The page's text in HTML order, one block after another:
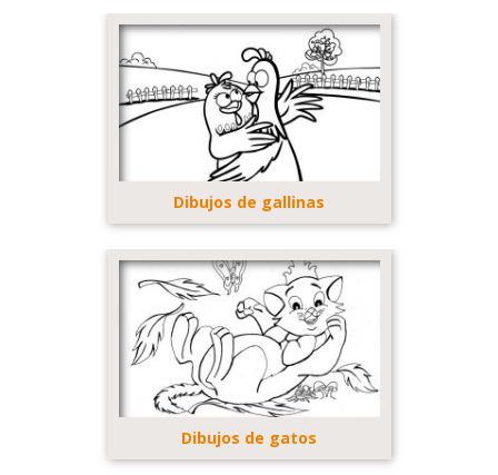
Dibujos de gallinas
Dibujos de gatos